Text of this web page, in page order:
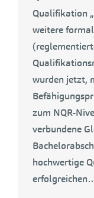
Qualifikation
weitere
wurden jetzt,
zum NQR-
verbundene
hochwertige